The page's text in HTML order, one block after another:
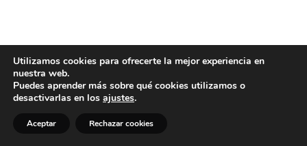
Utilizamos cookies para ofrecerte la mejor experiencia en
nuestra web.
Puedes aprender más sobre qué cookies utilizamos o
desactivarlas en los ajustes.
Aceptar Rechazar cookies